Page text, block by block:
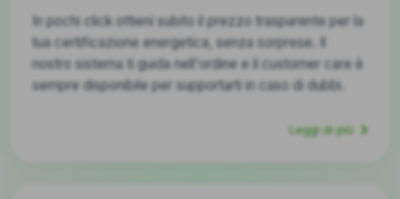
In pochi click ottieni subito il prezzo trasparente per la
tua certificazione energetica, senza sorprese. Il
nostro sistema ti guida nell'ordine e il customer care è
sempre disponibile per supportarti in caso di dubbi.
Leggi di più